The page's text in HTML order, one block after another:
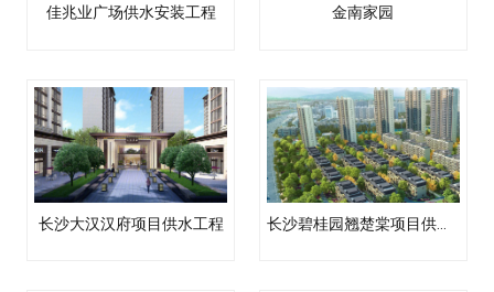
佳兆业广场供水安装工程 金南家园
长沙大汉汉府项目供水工程 长沙碧桂园翘楚棠项目供水工程